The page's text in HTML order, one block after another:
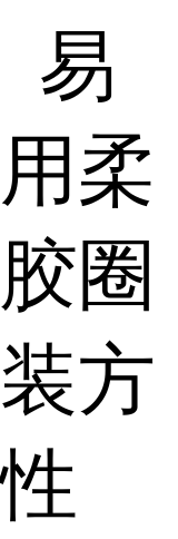
易
柔
圈
方